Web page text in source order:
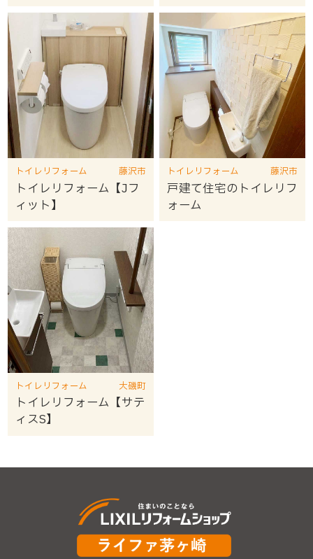
トイレリフォーム 藤沢市
トイレリフォーム【Jフ
ィット】
トイレリフォーム 藤沢市
戸建て住宅のトイレリフ
ォーム
トイレリフォーム 大磯町
トイレリフォーム【サテ
ィスS】